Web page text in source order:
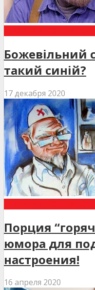
Божевільний
такий синій?
17 декабря 2020
Порция
юмора для
настроения!
16 апреля 2020